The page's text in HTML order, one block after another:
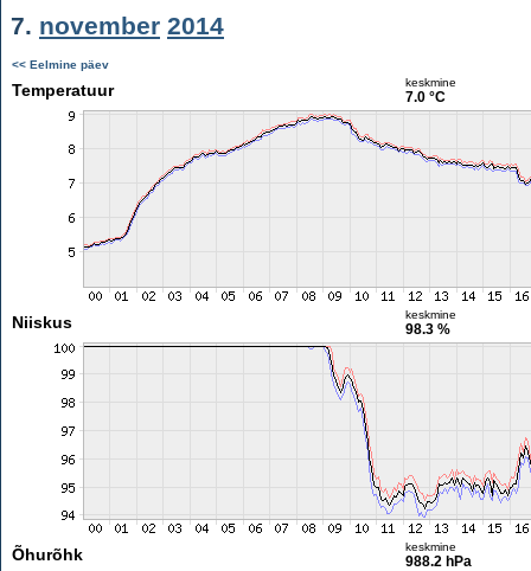
7. november 2014
<< Eelmine päev
Temperatuur keskmine
7.0 °C
Niiskus keskmine
98.3 %
Õhurõhk keskmine
988.2 hPa